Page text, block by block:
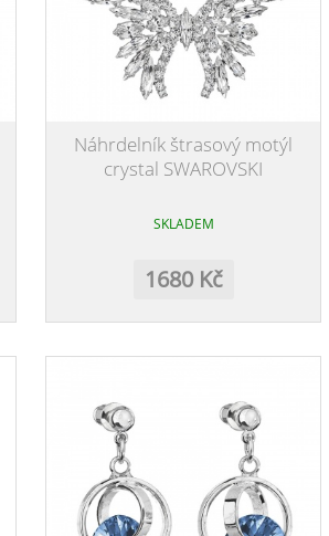
Náhrdelník štrasový motýl
crystal SWAROVSKI
SKLADEM
1680 Kč